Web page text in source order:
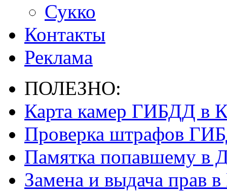
Сукко
Контакты
Реклама
ПОЛЕЗНО:
Карта камер ГИБДД в
Проверка штрафов
Памятка попавшему в
Замена и выдача прав